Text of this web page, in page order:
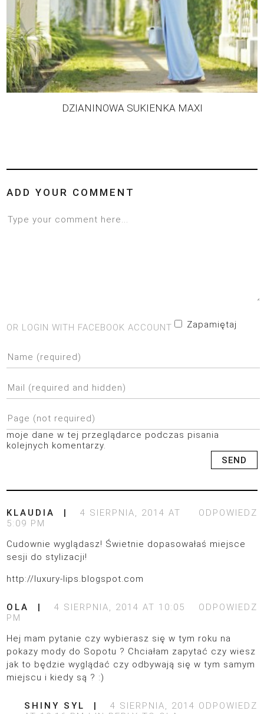
DZIANINOWA SUKIENKA MAXI
ADD YOUR COMMENT
OR LOGIN WITH FACEBOOK ACCOUNT Zapamiętaj
moje dane w tej przeglądarce podczas pisania
kolejnych komentarzy.
ODPOWIEDZ
KLAUDIA
4 SIERPNIA, 2014 AT
5:09 PM
Cudownie wyglądasz! Świetnie dopasowałaś miejsce
sesji do stylizacji!
http://luxury-lips.blogspot.com
ODPOWIEDZ
OLA
4 SIERPNIA, 2014 AT 10:05
PM
Hej mam pytanie czy wybierasz się w tym roku na
pokazy mody do Sopotu ? Chciałam zapytać czy wiesz
jak to będzie wyglądać czy odbywają się w tym samym
miejscu i kiedy są ? :)
ODPOWIEDZ
SHINY SYL
4 SIERPNIA, 2014